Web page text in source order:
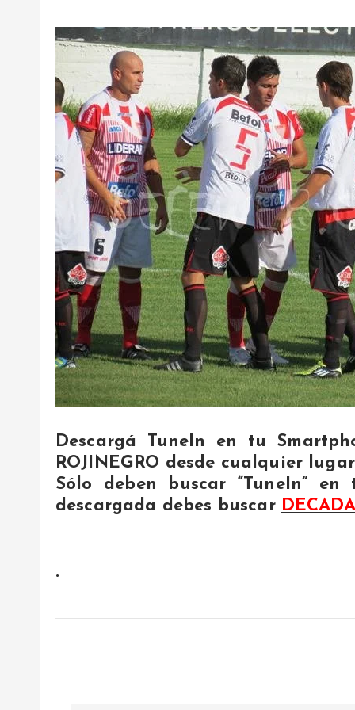
Descargá TuneIn en tu
ROJINEGRO desde cualquier
Sólo deben buscar “TuneIn”
descargada debes buscar
.